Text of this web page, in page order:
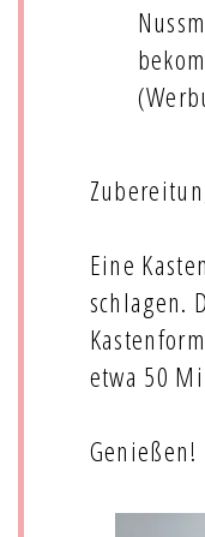
Eine
schlagen.
etwa 50
Genießen!